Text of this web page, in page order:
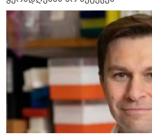
როგორ
შემდეგ:
მსოფლიო